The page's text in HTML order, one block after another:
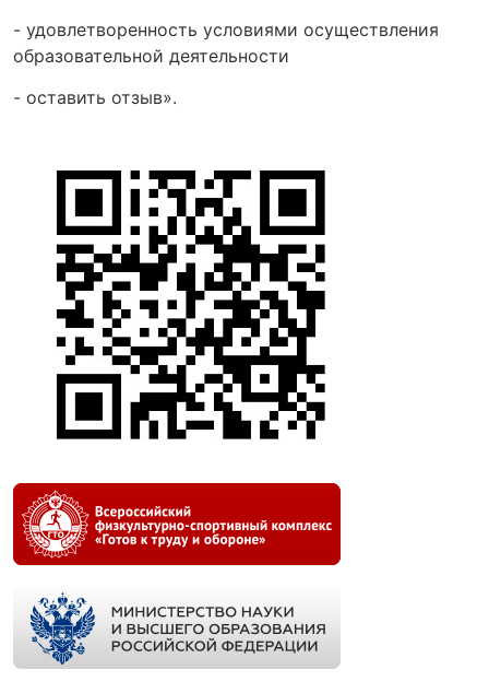
- удовлетворенность условиями осуществления
образовательной деятельности
- оставить отзыв».